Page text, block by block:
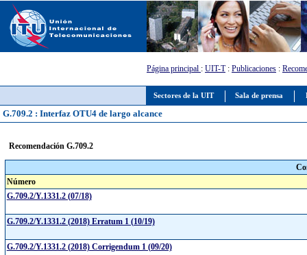
Sectores de la UIT Sala de prensa
Página principal : UIT-T: Publicaciones :
G.709.2 : Interfaz OTU4 de largo alcance
Recomendación G.709.2
Número
G.709.2/Y.1331.2 (07/18)
G.709.2/Y.1331.2 (2018) Erratum 1 (10/19)
G.709.2/Y.1331.2 (2018) Corrigendum 1 (09/20)